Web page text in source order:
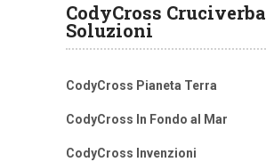
CodyCross Cruciverba
Soluzioni
CodyCross Pianeta Terra
CodyCross In Fondo al Mar
CodyCross Invenzioni